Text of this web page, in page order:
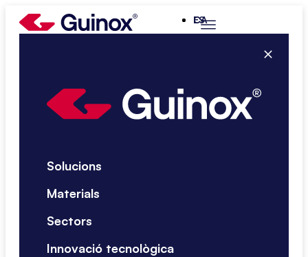
ES
CA
Solucions
Materials
Sectors
Innovació tecnològica